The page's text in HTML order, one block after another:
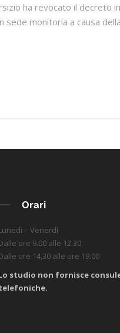
ha revocato il decreto
monitoria a causa
Orari
– Venerdì
ore 9.00 alle 12.30
ore 14,30 alle ore 19.00
studio non fornisce